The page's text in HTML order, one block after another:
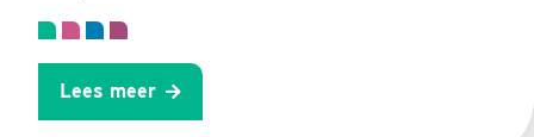
Lees meer